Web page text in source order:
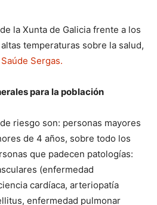
la Xunta de Galicia frente a los
temperaturas sobre la salud,
Sergas.
para la población
riesgo son: personas mayores
de 4 años, sobre todo los
que padecen patologías:
(enfermedad
cardíaca, arteriopatía
enfermedad pulmonar